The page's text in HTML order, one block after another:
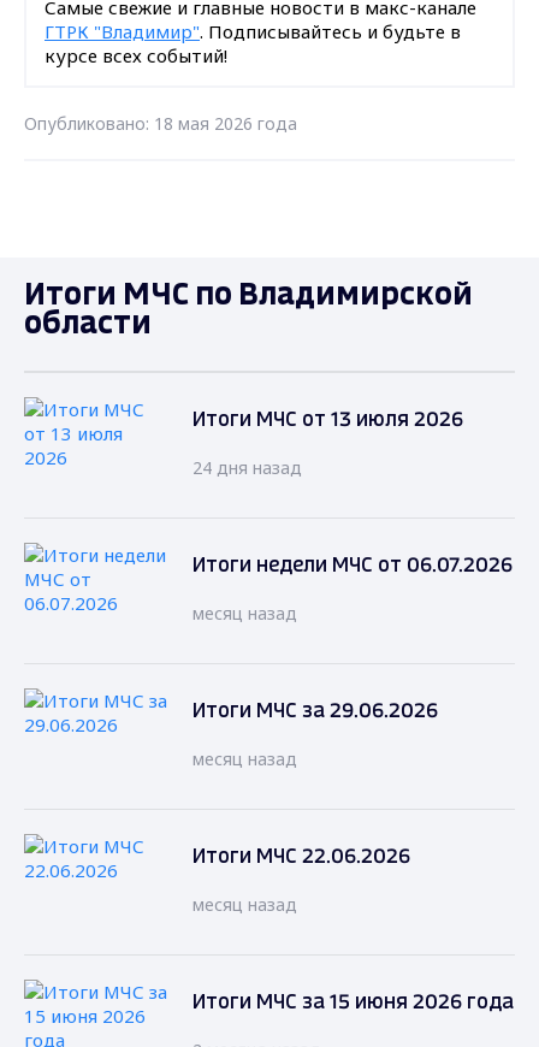
Самые свежие и главные новости в макс-канале
ГТРК "Владимир". Подписывайтесь и будьте в
курсе всех событий!
Опубликовано: 18 мая 2026 года
Итоги МЧС по Владимирской
области
Итоги МЧС от 13 июля 2026
24 дня назад
Итоги недели МЧС от 06.07.2026
месяц назад
Итоги МЧС за 29.06.2026
месяц назад
Итоги МЧС 22.06.2026
месяц назад
Итоги МЧС за 15 июня 2026 года